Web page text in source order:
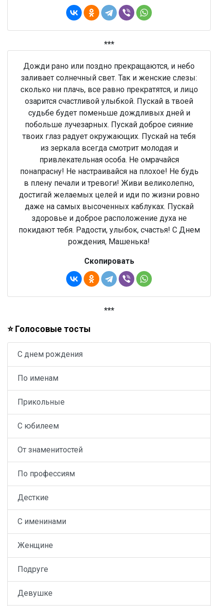
***
Дожди рано или поздно прекращаются, и небо
заливает солнечный свет. Так и женские слезы:
сколько ни плачь, все равно прекратятся, и лицо
озарится счастливой улыбкой. Пускай в твоей
судьбе будет поменьше дождливых дней и
побольше лучезарных. Пускай доброе сияние
твоих глаз радует окружающих. Пускай на тебя
из зеркала всегда смотрит молодая и
привлекательная особа. Не омрачайся
понапрасну! Не настраивайся на плохое! Не будь
в плену печали и тревоги! Живи великолепно,
достигай желаемых целей и иди по жизни ровно
даже на самых высоченных каблуках. Пускай
здоровье и доброе расположение духа не
покидают тебя. Радости, улыбок, счастья! С Днем
рождения, Машенька!
Скопировать
***
⭐ Голосовые тосты
С днем рождения
По именам
Прикольные
С юбилеем
От знаменитостей
По профессиям
Десткие
С именинами
Женщине
Подруге
Девушке